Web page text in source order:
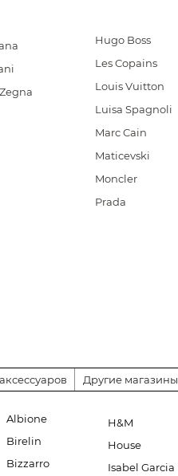
Hugo Boss
Les Copains
Louis Vuitton
Luisa Spagnoli
Marc Cain
Maticevski
Moncler
Prada
Другие магазины
Albione
Birelin
Bizzarro
H&M
House
Isabel Garcia